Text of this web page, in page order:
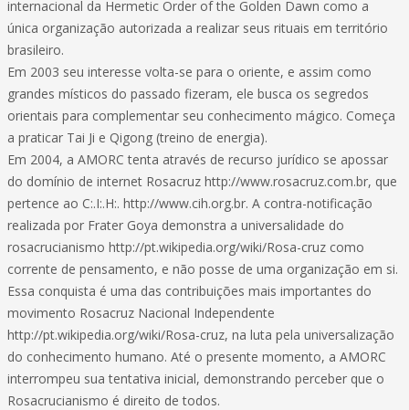
internacional da Hermetic Order of the Golden Dawn como a
única organização autorizada a realizar seus rituais em território
brasileiro.
Em 2003 seu interesse volta-se para o oriente, e assim como
grandes místicos do passado fizeram, ele busca os segredos
orientais para complementar seu conhecimento mágico. Começa
a praticar Tai Ji e Qigong (treino de energia).
Em 2004, a AMORC tenta através de recurso jurídico se apossar
do domínio de internet Rosacruz http://www.rosacruz.com.br, que
pertence ao C:.I:.H:. http://www.cih.org.br. A contra-notificação
realizada por Frater Goya demonstra a universalidade do
rosacrucianismo http://pt.wikipedia.org/wiki/Rosa-cruz como
corrente de pensamento, e não posse de uma organização em si.
Essa conquista é uma das contribuições mais importantes do
movimento Rosacruz Nacional Independente
http://pt.wikipedia.org/wiki/Rosa-cruz, na luta pela universalização
do conhecimento humano. Até o presente momento, a AMORC
interrompeu sua tentativa inicial, demonstrando perceber que o
Rosacrucianismo é direito de todos.